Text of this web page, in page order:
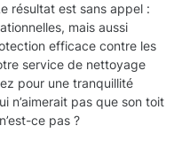
résultat est sans appel :
mais aussi
efficace contre les
service de nettoyage
pour une tranquillité
n’aimerait pas que son toit
ce pas ?